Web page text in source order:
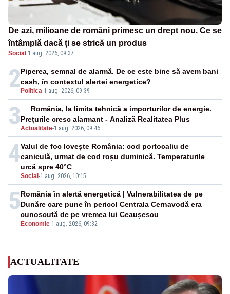
De azi, milioane de români primesc un drept nou. Ce se
întâmplă dacă ți se strică un produs
Social ·1 aug. 2026, 09:37
2 Politica-1 aug. 2026, 09:39
Piperea, semnal de alarmă. De ce este bine să avem bani
cash, în contextul alertei energetice?
3Actualitate-1 aug. 2026, 09:46
România, la limita tehnică a importurilor de energie.
Prețurile cresc alarmant - Analiză Realitatea Plus
4
Social -1 aug. 2026, 10:15
Valul de foc lovește România: cod portocaliu de
caniculă, urmat de cod roșu duminică. Temperaturile
urcă spre 40°C
5
Economie-1 aug. 2026, 09:32
România în alertă energetică | Vulnerabilitatea de pe
Dunăre care pune în pericol Centrala Cernavodă era
cunoscută de pe vremea lui Ceaușescu
ACTUALITATE